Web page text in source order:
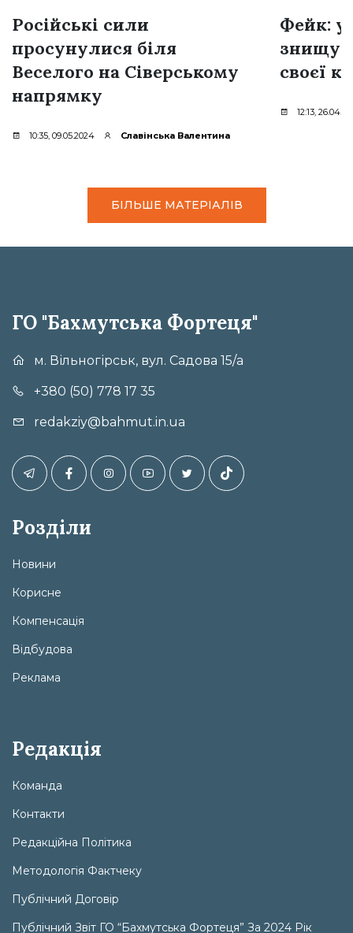
Російські сили
просунулися біля
Веселого на Сіверському
напрямку
10:35, 09.05.2024 Славінська Валентина
Фейк:
своєї
12:13,
БІЛЬШЕ МАТЕРІАЛІВ
ГО "Бахмутська Фортеця"
м. Вільногірськ, вул. Садова 15/а
+380 (50) 778 17 35
redakziy@bahmut.in.ua
Розділи
Новини
Корисне
Компенсація
Відбудова
Реклама
Редакція
Команда
Контакти
Редакційна Політика
Методологія Фактчеку
Публічний Договір
Публічний Звіт ГО “Бахмутська Фортеця” За 2024 Рік